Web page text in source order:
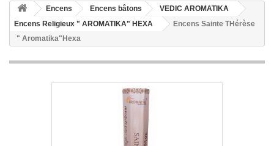
Encens Encens bâtons
VEDIC AROMATIKA
Encens Religieux " AROMATIKA" HEXA
Encens Sainte THérèse
" Aromatika"Hexa